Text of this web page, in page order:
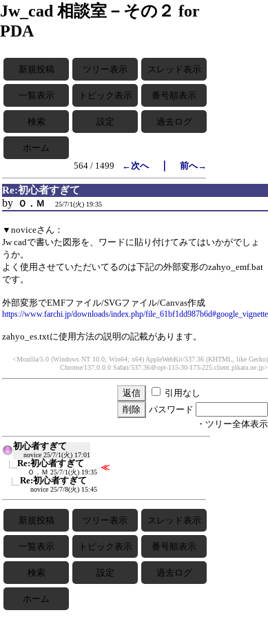
Jw_cad 相談室－その２ for
PDA
新規投稿 ツリー表示 スレッド表示
一覧表示 トピック表示 番号順表示
検索 設定 過去ログ
ホーム
564 / 1499
←次へ｜ 前へ→
Re:初心者すぎて
by Ｏ．Ｍ 25/7/1(火) 19:35
▼noviceさん：
Jw cadで書いた図形を、ワードに貼り付けてみてはいかがでしょ
うか。
よく使用させていただいてるのは下記の外部変形のzahyo_emf.bat
です。
外部変形でEMFファイル/SVGファイル/Canvas作成
https://www.farchi.jp/downloads/index.php/file_61bf1dd987b6d#google_vignette
zahyo_es.txtに使用方法の説明の記載があります。
<Mozilla/5.0 (Windows NT 10.0; Win64; x64) AppleWebKit/537.36 (KHTML, like Gecko)
Chrome/137.0.0.0 Safari/537.36＠opt-115-30-173-225.client.pikara.ne.jp>
引用なし
パスワード
・ツリー全体表示
初心者すぎて
novice 25/7/1(火) 17:01
Re:初心者すぎて
Ｏ．Ｍ 25/7/1(火) 19:35 ≪
Re:初心者すぎて
novice 25/7/8(火) 15:45
新規投稿 ツリー表示 スレッド表示
一覧表示 トピック表示 番号順表示
検索 設定 過去ログ
ホーム